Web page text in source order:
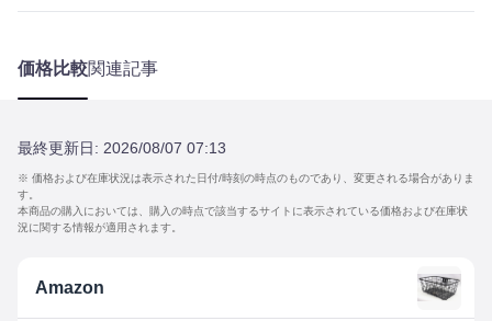
価格比較関連記事
最終更新日: 2026/08/07 07:13
※ 価格および在庫状況は表示された日付/時刻の時点のものであり、変更される場合がありま
す。
本商品の購入においては、購入の時点で該当するサイトに表示されている価格および在庫状
況に関する情報が適用されます。
Amazon